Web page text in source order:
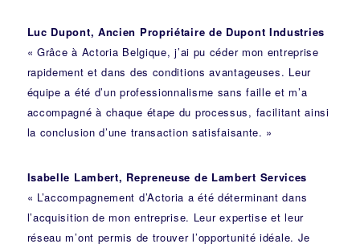
Luc Dupont, Ancien Propriétaire de Dupont Industries
« Grâce à Actoria Belgique, j’ai pu céder mon entreprise
rapidement et dans des conditions avantageuses. Leur
équipe a été d’un professionnalisme sans faille et m’a
accompagné à chaque étape du processus, facilitant ainsi
la conclusion d’une transaction satisfaisante. »
Isabelle Lambert, Repreneuse de Lambert Services
« L’accompagnement d’Actoria a été déterminant dans
l’acquisition de mon entreprise. Leur expertise et leur
réseau m’ont permis de trouver l’opportunité idéale. Je